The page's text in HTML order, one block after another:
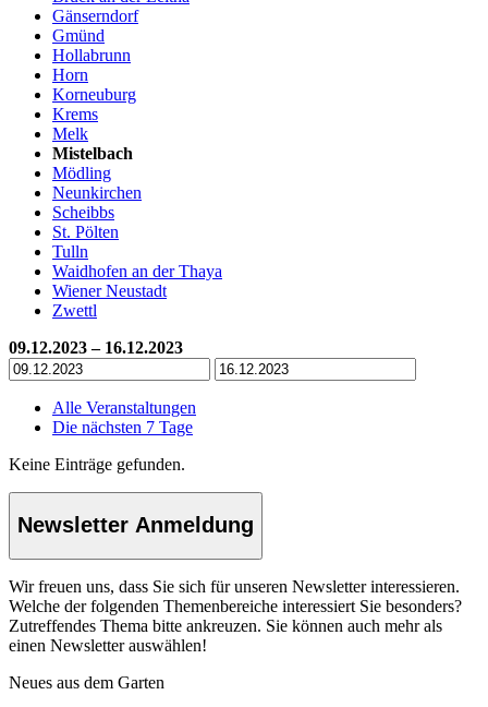
Gänserndorf
Gmünd
Hollabrunn
Horn
Korneuburg
Krems
Melk
Mistelbach
Mödling
Neunkirchen
Scheibbs
St. Pölten
Tulln
Waidhofen an der Thaya
Wiener Neustadt
Zwettl
09.12.2023 – 16.12.2023
Alle Veranstaltungen
Die nächsten 7 Tage
Keine Einträge gefunden.
Newsletter Anmeldung
Wir freuen uns, dass Sie sich für unseren Newsletter interessieren.
Welche der folgenden Themenbereiche interessiert Sie besonders?
Zutreffendes Thema bitte ankreuzen. Sie können auch mehr als
einen Newsletter auswählen!
Neues aus dem Garten